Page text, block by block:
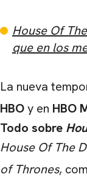
House Of
que en los
La nueva
HBOy en HBO
Todo sobre
House Of The
of Thrones,